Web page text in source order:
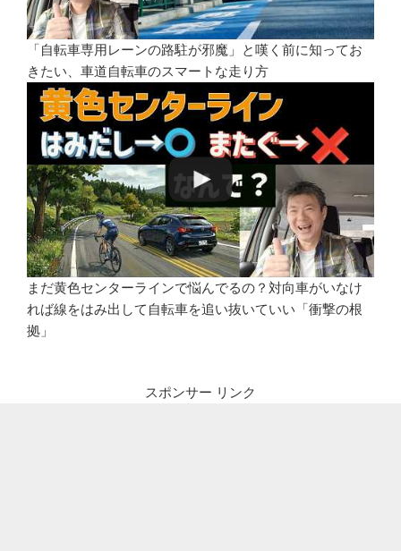
「自転車専用レーンの路駐が邪魔」と嘆く前に知ってお
きたい、車道自転車のスマートな走り方
まだ黄色センターラインで悩んでるの？対向車がいなけ
れば線をはみ出して自転車を追い抜いていい「衝撃の根
拠」
スポンサー リンク